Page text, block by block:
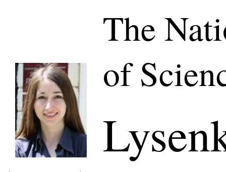
The
of